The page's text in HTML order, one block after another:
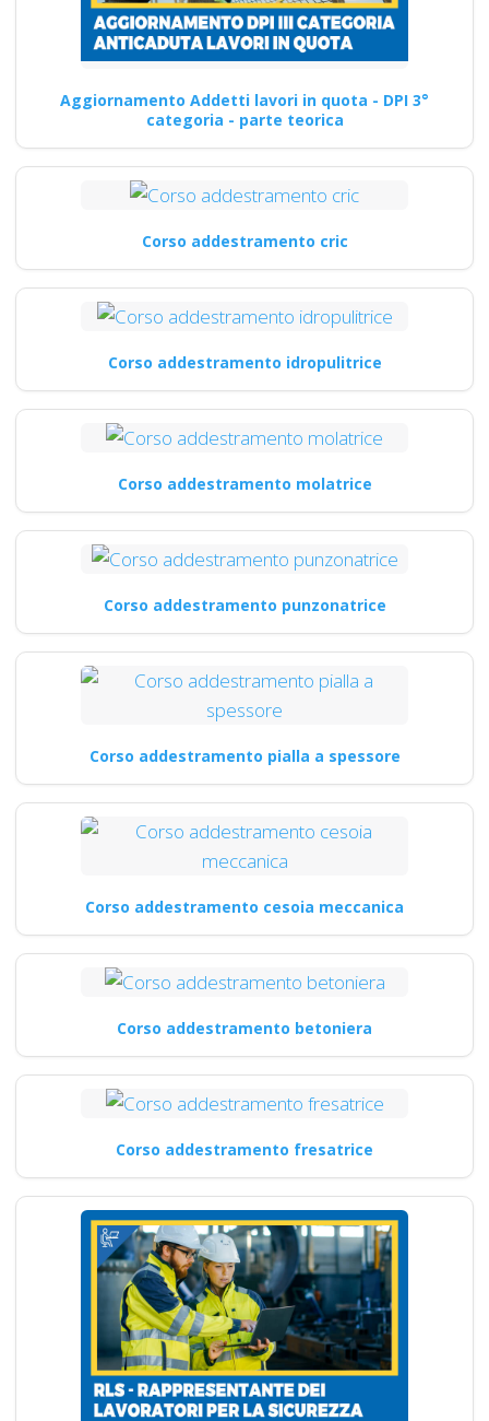
Aggiornamento Addetti lavori in quota - DPI 3°
categoria - parte teorica
Corso addestramento cric
Corso addestramento idropulitrice
Corso addestramento molatrice
Corso addestramento punzonatrice
Corso addestramento pialla a spessore
Corso addestramento cesoia meccanica
Corso addestramento betoniera
Corso addestramento fresatrice